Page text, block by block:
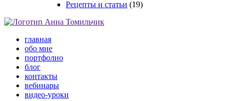
Рецепты и статьи (19)
главная
обо мне
портфолио
блог
контакты
вебинары
видео-уроки